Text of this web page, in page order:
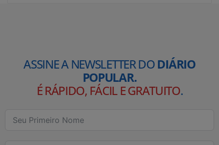
ASSINE A NEWSLETTER DODIÁRIO
POPULAR.
É RÁPIDO, FÁCIL E GRATUITO.